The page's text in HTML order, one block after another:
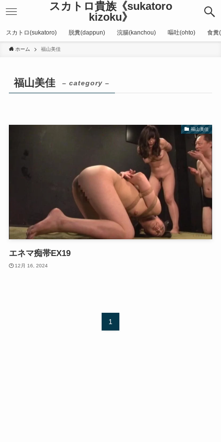
スカトロ貴族《sukatoro
kizoku》
スカトロ(sukatoro) 脱糞(dappun) 浣腸(kanchou) 嘔吐(ohto) 食糞
ホーム 福山美佳
福山美佳 – category –
福山美佳
エネマ痴帯EX19
12月 16, 2024
1